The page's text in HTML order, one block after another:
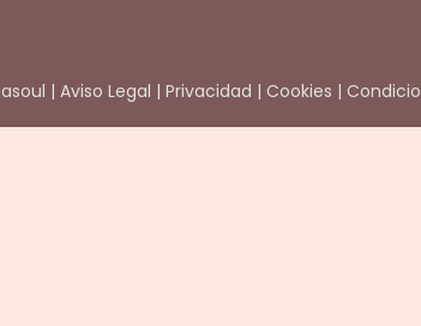
| Aviso Legal | Privacidad | Cookies |